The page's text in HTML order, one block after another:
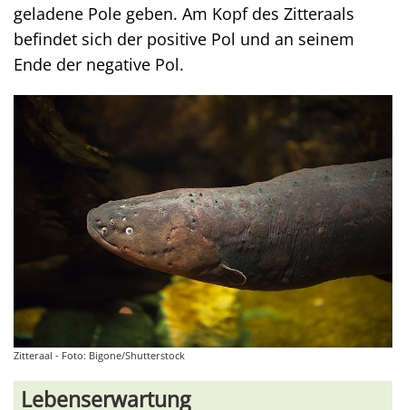
geladene Pole geben. Am Kopf des Zitteraals
befindet sich der positive Pol und an seinem
Ende der negative Pol.
Zitteraal - Foto: Bigone/Shutterstock
Lebenserwartung